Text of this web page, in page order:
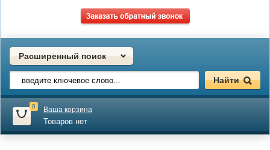
Расширенный поиск
0 Ваша корзина
Товаров нет